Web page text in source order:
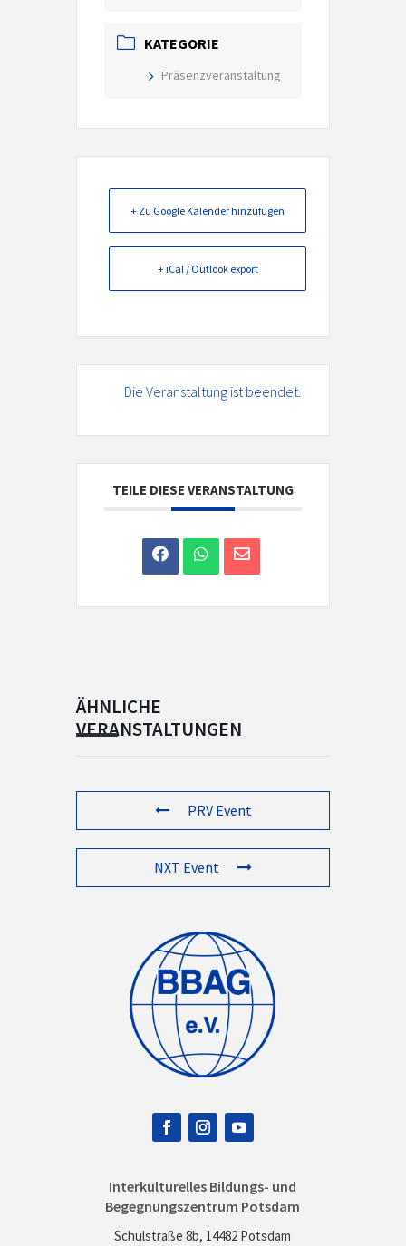
KATEGORIE
Präsenzveranstaltung
+ Zu Google Kalender hinzufügen
+ iCal / Outlook export
Die Veranstaltung ist beendet.
TEILE DIESE VERANSTALTUNG
ÄHNLICHE
VERANSTALTUNGEN
PRV Event
NXT Event
Interkulturelles Bildungs- und
Begegnungszentrum Potsdam
Schulstraße 8b, 14482 Potsdam